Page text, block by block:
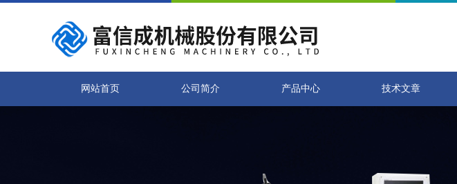
网站首页 公司简介 产品中心 技术文章